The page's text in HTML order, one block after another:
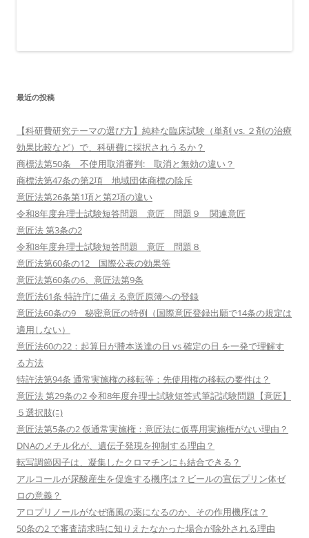
最近の投稿
【科研費研究テーマの選び方】純粋な臨床試験（単剤 vs. ２剤の治療
効果比較など）で、科研費に採択されうるか？
商標法第50条 不使用取消審判: 取消と無効の違い？
商標法第47条の第2項 地域団体商標の除斥
意匠法第26条第1項と第2項の違い
令和8年度弁理士試験短答問題 意匠 問題９ 関連意匠
意匠法 第3条の2
令和8年度弁理士試験短答問題 意匠 問題８
意匠法第60条の12 国際公表の効果等
意匠法第60条の6、意匠法第9条
意匠法61条 特許庁に備える意匠原簿への登録
意匠法60条の9 秘密意匠の特例（国際意匠登録出願で14条の規定は
適用しない）
意匠法60の22：起算日が謄本送達の日 vs 確定の日 を一発で理解す
る方法
特許法第94条 通常実施権の移転等：先使用権の移転の要件は？
意匠法 第29条の2 令和8年度弁理士試験短答式筆記試験問題【意匠】
５選択肢(ﾆ)
意匠法第5条の2 仮通常実施権：意匠法に仮専用実施権がない理由？
DNAのメチル化が、遺伝子発現を抑制する理由？
転写調節因子は、凝集したクロマチンにも結合できる？
アルコールが尿酸産生を促進する機序は？ビールの宣伝プリン体ゼ
ロの意義？
アロプリノールがなぜ痛風の薬になるのか、その作用機序は？
50条の2 で審査請求時に知りえたなかった場合が除外される理由